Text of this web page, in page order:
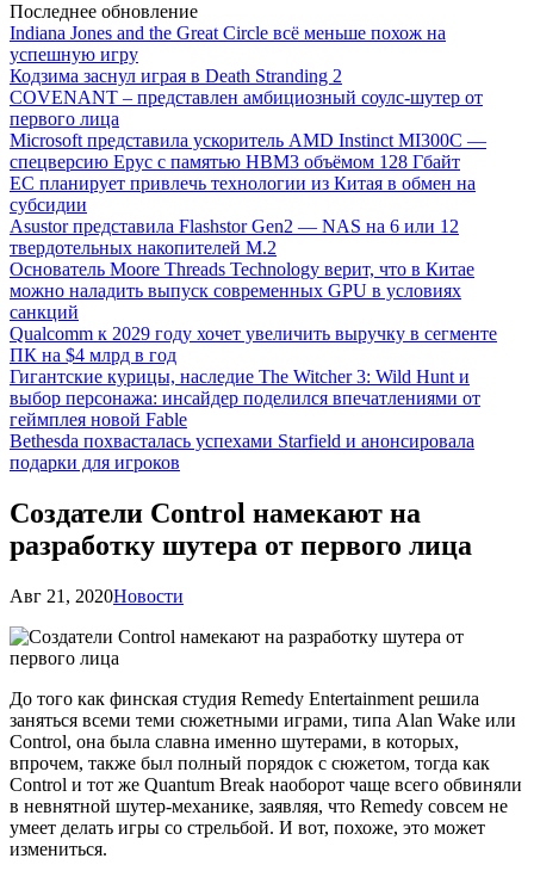
Последнее обновление
Indiana Jones and the Great Circle всё меньше похож на
успешную игру
Кодзима заснул играя в Death Stranding 2
COVENANT – представлен амбициозный соулс-шутер от
первого лица
Microsoft представила ускоритель AMD Instinct MI300C —
спецверсию Epyc с памятью HBM3 объёмом 128 Гбайт
ЕС планирует привлечь технологии из Китая в обмен на
субсидии
Asustor представила Flashstor Gen2 — NAS на 6 или 12
твердотельных накопителей M.2
Основатель Moore Threads Technology верит, что в Китае
можно наладить выпуск современных GPU в условиях
санкций
Qualcomm к 2029 году хочет увеличить выручку в сегменте
ПК на $4 млрд в год
Гигантские курицы, наследие The Witcher 3: Wild Hunt и
выбор персонажа: инсайдер поделился впечатлениями от
геймплея новой Fable
Bethesda похвасталась успехами Starfield и анонсировала
подарки для игроков
Создатели Control намекают на
разработку шутера от первого лица
Авг 21, 2020Новости
До того как финская студия Remedy Entertainment решила
заняться всеми теми сюжетными играми, типа Alan Wake или
Control, она была славна именно шутерами, в которых,
впрочем, также был полный порядок с сюжетом, тогда как
Control и тот же Quantum Break наоборот чаще всего обвиняли
в невнятной шутер-механике, заявляя, что Remedy совсем не
умеет делать игры со стрельбой. И вот, похоже, это может
измениться.